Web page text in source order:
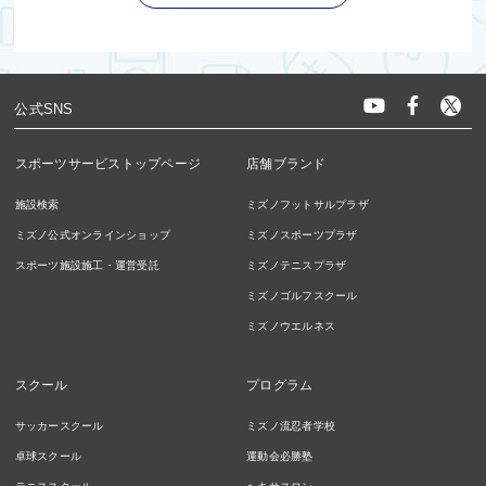
公式SNS
スポーツサービストップページ
施設検索
ミズノ公式オンラインショップ
スポーツ施設施工・運営受託
店舗ブランド
ミズノフットサルプラザ
ミズノスポーツプラザ
ミズノテニスプラザ
ミズノゴルフスクール
ミズノウエルネス
スクール
サッカースクール
卓球スクール
プログラム
ミズノ流忍者学校
運動会必勝塾